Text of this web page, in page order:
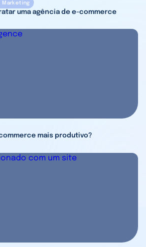
Marketing
uma agência de e-commerce
mais produtivo?